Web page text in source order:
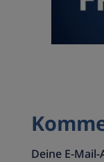
Deine E-